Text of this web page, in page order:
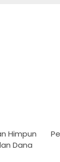
Himpun
Dana